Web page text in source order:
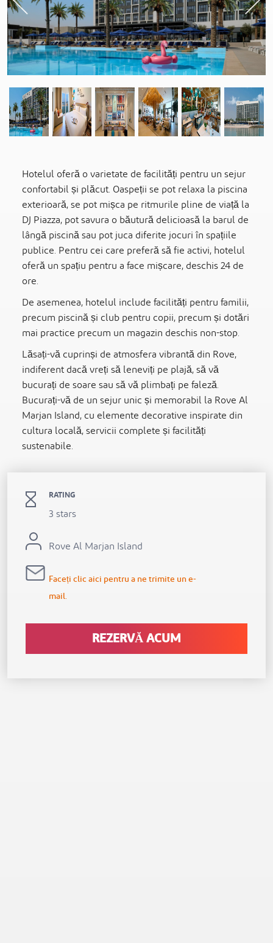
Previous
Hotelul oferă o varietate de facilități pentru un sejur
confortabil și plăcut. Oaspeții se pot relaxa la piscina
exterioară, se pot mișca pe ritmurile pline de viață la
DJ Piazza, pot savura o băutură delicioasă la barul de
lângă piscină sau pot juca diferite jocuri în spațiile
publice. Pentru cei care preferă să fie activi, hotelul
oferă un spațiu pentru a face mișcare, deschis 24 de
ore.
De asemenea, hotelul include facilități pentru familii,
precum piscină și club pentru copii, precum și dotări
mai practice precum un magazin deschis non-stop.
Lăsați-vă cuprinși de atmosfera vibrantă din Rove,
indiferent dacă vreți să leneviți pe plajă, să vă
bucurați de soare sau să vă plimbați pe faleză.
Bucurați-vă de un sejur unic și memorabil la Rove Al
Marjan Island, cu elemente decorative inspirate din
cultura locală, servicii complete și facilități
sustenabile.
RATING
3 stars
Rove Al Marjan Island
Faceți clic aici pentru a ne trimite un e-
mail.
REZERVĂ ACUM